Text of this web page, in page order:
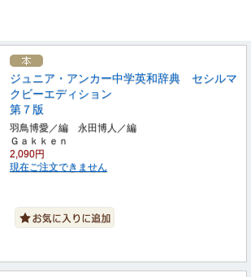
ジュニア・アンカー中学英和辞典 セシルマ
クビーエディション
第７版
羽鳥博愛／編 永田博人／編
Ｇａｋｋｅｎ
2,090円
現在ご注文できません